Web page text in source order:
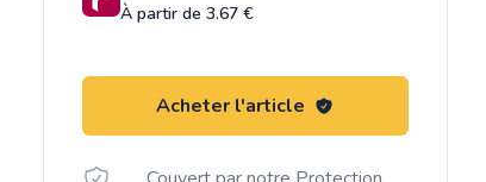
À partir de 3.67 €
Acheter l'article